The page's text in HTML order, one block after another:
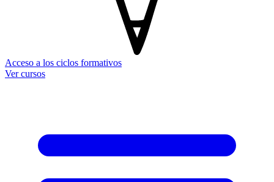
Acceso a los ciclos formativos
Ver cursos